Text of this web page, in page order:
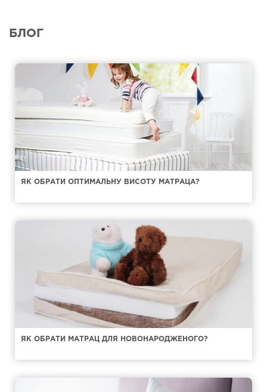
БЛОГ
ЯК ОБРАТИ ОПТИМАЛЬНУ ВИСОТУ МАТРАЦА?
ЯК ОБРАТИ МАТРАЦ ДЛЯ НОВОНАРОДЖЕНОГО?